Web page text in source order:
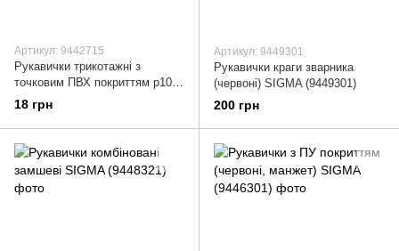
Артикул: 9442715
Рукавички трикотажні з
точковим ПВХ покриттям р10
(білі) КРАТНО 12 парам GRAD
(9442715)
18 грн
Артикул: 9449301
Рукавички краги зварника
(червоні) SIGMA (9449301)
200 грн